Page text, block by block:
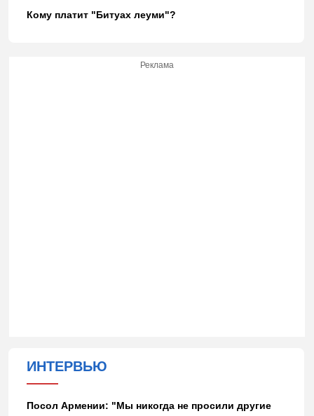
Кому платит "Битуах леуми"?
Реклама
ИНТЕРВЬЮ
Посол Армении: "Мы никогда не просили другие